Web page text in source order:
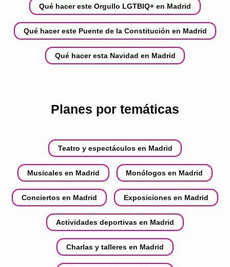
Qué hacer este Orgullo LGTBIQ+ en Madrid
Qué hacer este Puente de la Constitución en Madrid
Qué hacer esta Navidad en Madrid
Planes por temáticas
Teatro y espectáculos en Madrid
Musicales en Madrid Monólogos en Madrid
Conciertos en Madrid Exposiciones en Madrid
Actividades deportivas en Madrid
Charlas y talleres en Madrid